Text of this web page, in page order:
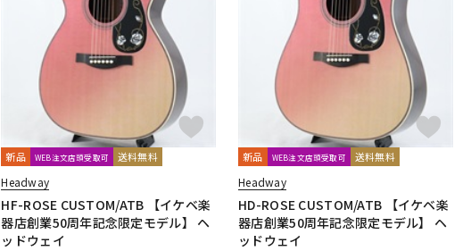
新品 WEB注文店頭受取可 送料無料
Headway
HF-ROSE CUSTOM/ATB 【イケベ楽
器店創業50周年記念限定モデル】 ヘ
ッドウェイ
新品 WEB注文店頭受取可 送料無料
Headway
HD-ROSE CUSTOM/ATB 【イケベ楽
器店創業50周年記念限定モデル】 ヘ
ッドウェイ